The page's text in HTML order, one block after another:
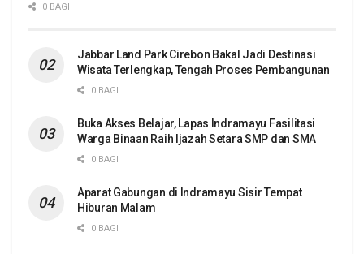
0 BAGI
Jabbar Land Park Cirebon Bakal Jadi Destinasi
Wisata Terlengkap, Tengah Proses Pembangunan
0 BAGI
Buka Akses Belajar, Lapas Indramayu Fasilitasi
Warga Binaan Raih Ijazah Setara SMP dan SMA
0 BAGI
Aparat Gabungan di Indramayu Sisir Tempat
Hiburan Malam
0 BAGI